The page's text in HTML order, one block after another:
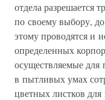
отдела разрешается
по своему выбору,
этому проводятся и
определенных
осуществляемые
в пытливых умах
цветных листков